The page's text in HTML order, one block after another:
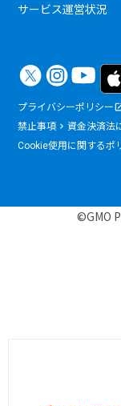
サービス運営状況
プライバシーポリシー
禁止事項
資金決済法
Cookie使用に関するポ
©GMO